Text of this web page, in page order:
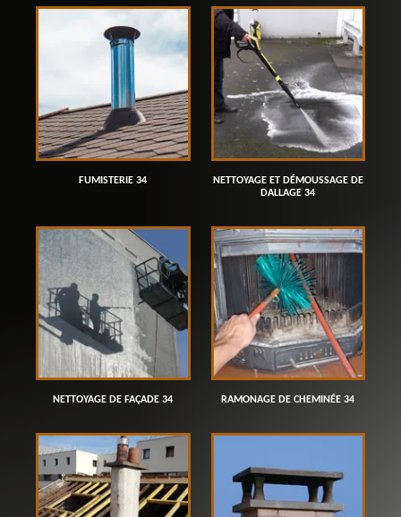
FUMISTERIE 34
NETTOYAGE ET DÉMOUSSAGE DE
DALLAGE 34
NETTOYAGE DE FAÇADE 34 RAMONAGE DE CHEMINÉE 34